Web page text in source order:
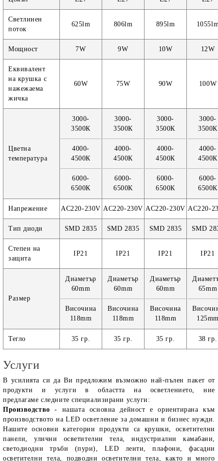
Светлинен
поток
625lm 806lm 895lm
Мощност 7W 9W 10W 12W
Еквивалент
на крушка с
нажежаема
жичка
60W 75W 90W 100W
Цветна
температура
3000-
3500К
4000-
4500К
6000-
6500К
3000-
3500К
4000-
4500К
6000-
6500К
3000-
3500К
4000-
4500К
6000-
6500К
3000-
3500К
4000-
4500К
6000-
6500К
Напрежение AC220-230V AC220-230V AC220-230V AC220-
Тип диоди SMD 2835 SMD 2835 SMD 2835 SMD
Степен на
защита
IP21 IP21 IP21 IP21
Размер
Диаметър
60mm
Височина
118mm
Диаметър
60mm
Височина
118mm
Диаметър
60mm
Височина
118mm
65mm
Тегло 35 гр. 35 гр. 35 гр. 38 гр.
Услуги
В усилията си да Ви предложим възможно най-пълен пакет от
продукти и услуги в областта на осветлението, ние
предлагаме следните специализирани услуги:
Производство - нашата основна дейност е ориентирана към
производството на LED осветление за домашни и бизнес нужди.
Нашите основни категории продукти са крушки, осветителни
панели, улични осветителни тела, индустриални камабани,
светодиодни тръби (пури), LED ленти, плафони, фасадни
осветителни тела, подводни осветителни тела, както и много